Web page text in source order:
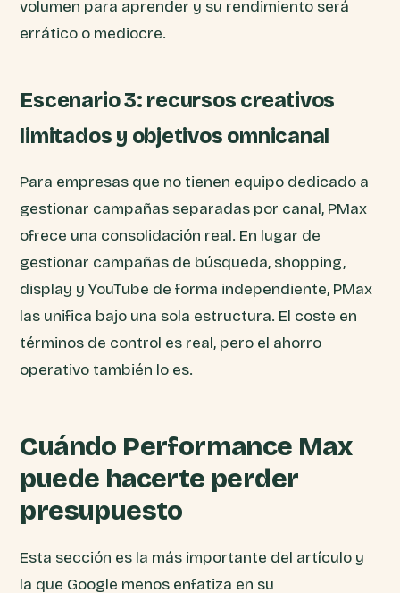
volumen para aprender y su rendimiento será
errático o mediocre.
Escenario 3: recursos creativos
limitados y objetivos omnicanal
Para empresas que no tienen equipo dedicado a
gestionar campañas separadas por canal, PMax
ofrece una consolidación real. En lugar de
gestionar campañas de búsqueda, shopping,
display y YouTube de forma independiente, PMax
las unifica bajo una sola estructura. El coste en
términos de control es real, pero el ahorro
operativo también lo es.
Cuándo Performance Max
puede hacerte perder
presupuesto
Esta sección es la más importante del artículo y
la que Google menos enfatiza en su